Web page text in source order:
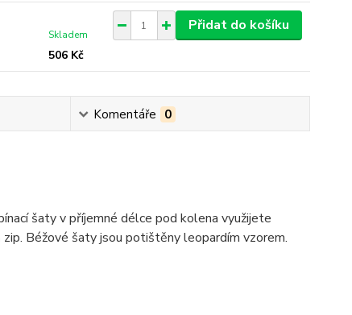
506 Kč
Skladem
Přidat do košíku
Komentáře 0
šaty v příjemné délce pod kolena využijete
Béžové šaty jsou potištěny leopardím vzorem.